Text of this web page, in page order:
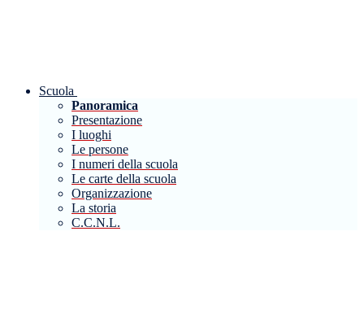
Scuola
Panoramica
Presentazione
I luoghi
Le persone
I numeri della scuola
Le carte della scuola
Organizzazione
La storia
C.C.N.L.